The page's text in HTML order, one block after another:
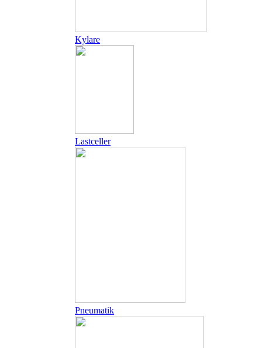
Kylare
Lastceller
Pneumatik